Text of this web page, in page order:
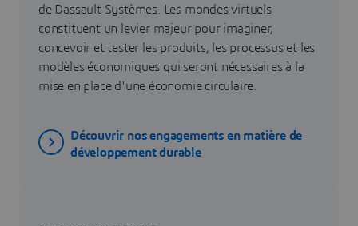
de Dassault Systèmes. Les mondes virtuels
constituent un levier majeur pour imaginer,
concevoir et tester les produits, les processus et les
modèles économiques qui seront nécessaires à la
mise en place d'une économie circulaire.
Découvrir nos engagements en matière de
développement durable